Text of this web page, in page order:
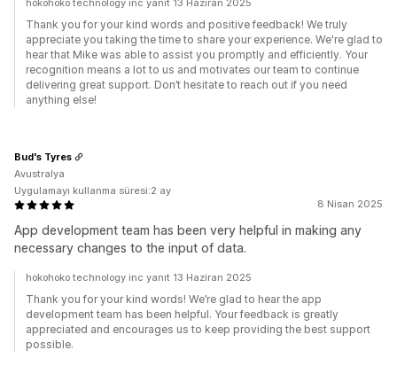
hokohoko technology inc yanıt 13 Haziran 2025
Thank you for your kind words and positive feedback! We truly
appreciate you taking the time to share your experience. We're glad to
hear that Mike was able to assist you promptly and efficiently. Your
recognition means a lot to us and motivates our team to continue
delivering great support. Don’t hesitate to reach out if you need
anything else!
8 Nisan 2025
App development team has been very helpful in making any
necessary changes to the input of data.
Bud's Tyres
Avustralya
Uygulamayı kullanma süresi:2 ay
hokohoko technology inc yanıt 13 Haziran 2025
Thank you for your kind words! We’re glad to hear the app
development team has been helpful. Your feedback is greatly
appreciated and encourages us to keep providing the best support
possible.